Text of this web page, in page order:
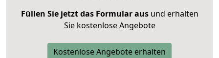
Füllen Sie jetzt das Formular ausund erhalten
Sie kostenlose Angebote
Kostenlose Angebote erhalten